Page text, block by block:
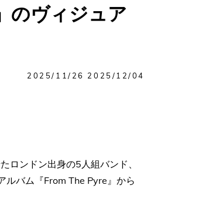
のヴィジュア
2025/11/26 2025/12/04
ロンドン出身の5人組バンド、
ルバム『From The Pyre』から